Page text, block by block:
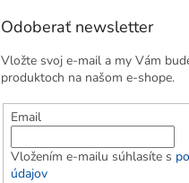
Odoberať newsletter
Vložte svoj e-mail a my Vám
produktoch na našom e-shope.
Email
Vložením e-mailu súhlasíte s
údajov